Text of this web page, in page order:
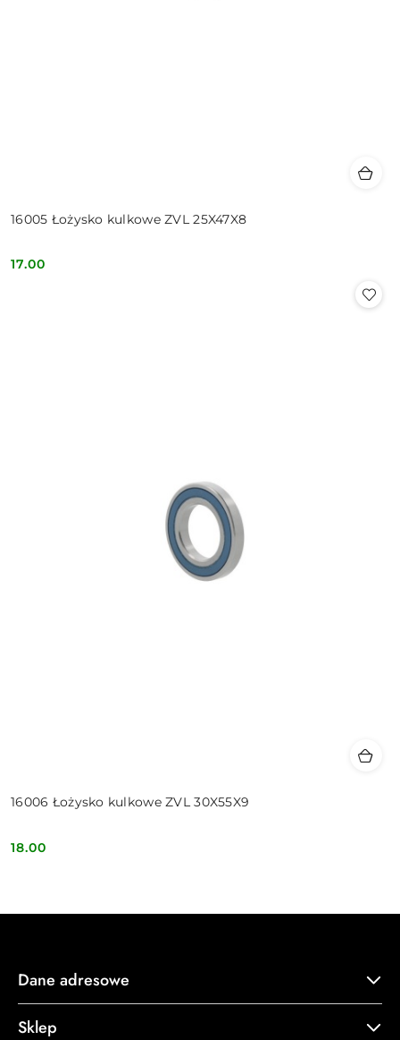
16005 Łożysko kulkowe ZVL 25X47X8
Cena:
17.00
16006 Łożysko kulkowe ZVL 30X55X9
Cena:
18.00
Dane adresowe
Sklep